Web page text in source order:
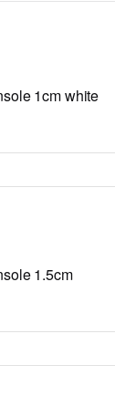
1cm white
1.5cm